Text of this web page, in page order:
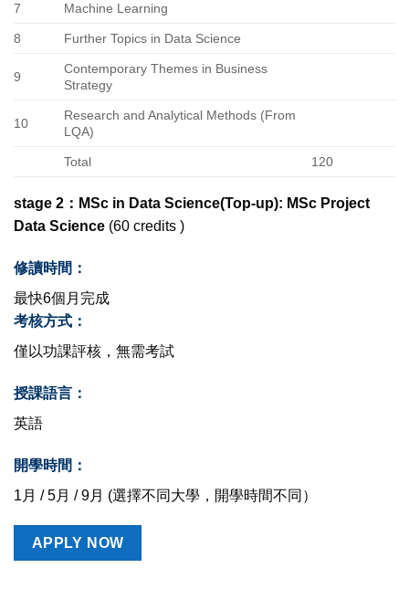
7 Machine Learning
8 Further Topics in Data Science
9
Contemporary Themes in Business
Strategy
10
Research and Analytical Methods (From
LQA)
Total 120
stage 2：MSc in Data Science(Top-up): MSc Project
Data Science (60 credits )
修讀時間：
最快6個月完成
考核方式：
僅以功課評核，無需考試
授課語言：
英語
開學時間：
1月 / 5月 / 9月 (選擇不同大學，開學時間不同）
APPLY NOW